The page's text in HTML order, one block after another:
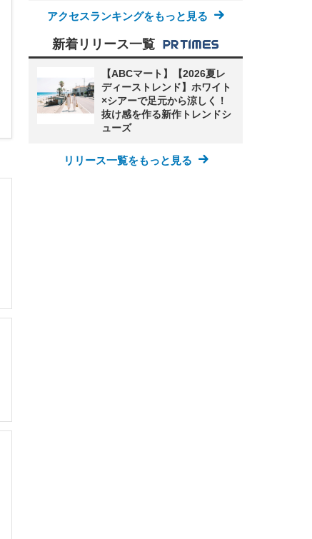
アクセスランキングをもっと見る
新着リリース一覧
【ABCマート】【2026夏レ
ディーストレンド】ホワイト
×シアーで足元から涼しく！
抜け感を作る新作トレンドシ
ューズ
リリース一覧をもっと見る